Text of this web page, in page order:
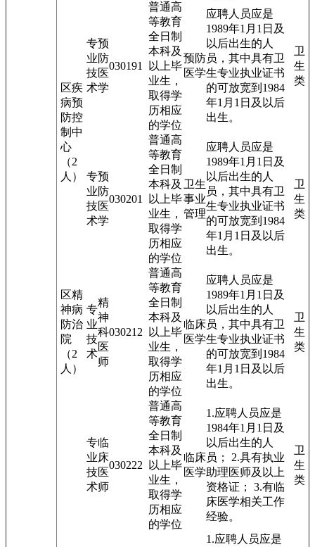
区疾
病预
防控
制中
心
（2
人）
专
业
技
术
预
防
医
学
030191
普通高
等教育
全日制
本科及
以上毕
业生，
取得学
历相应
的学位
预防
医学
应聘人员应是
1989年1月1日及
以后出生的人
员，其中具有卫
生专业执业证书
的可放宽到1984
年1月1日及以后
出生。
卫
生
类
专
业
技
术
预
防
医
学
030201
普通高
等教育
全日制
本科及
以上毕
业生，
取得学
历相应
的学位
卫生
事业
管理
应聘人员应是
1989年1月1日及
以后出生的人
员，其中具有卫
生专业执业证书
的可放宽到1984
年1月1日及以后
出生。
卫
生
类
区精
神病
防治
院
（2
人）
专
业
技
术
精
神
科
医
师
03021 2
普通高
等教育
全日制
本科及
以上毕
业生，
取得学
历相应
的学位
临床
医学
应聘人员应是
1989年1月1日及
以后出生的人
员，其中具有卫
生专业执业证书
的可放宽到1984
年1月1日及以后
出生。
卫
生
类
专
业
技
术
临
床
医
师
030222
普通高
等教育
全日制
本科及
以上毕
业生，
取得学
历相应
的学位
临床
医学
1.应聘人员应是
1984年1月1日及
以后出生的人
员； 2.具有执业
助理医师及以上
资格证； 3.有临
床医学相关工作
经验。
卫
生
类
1.应聘人员应是